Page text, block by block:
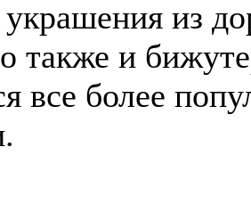
украшения из
также и
все более